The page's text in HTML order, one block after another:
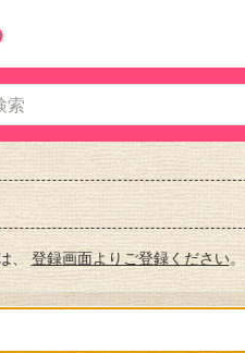
、登録画面よりご登録ください。